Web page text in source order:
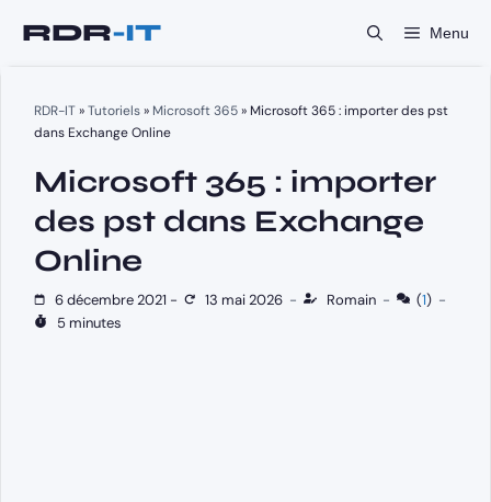
Menu
RDR-IT»Tutoriels» Microsoft 365» Microsoft 365 : importer des pst
dans Exchange Online
Microsoft 365 : importer
des pst dans Exchange
Online
6 décembre 2021 - 13 mai 2026 - Romain - (1) -
5 minutes